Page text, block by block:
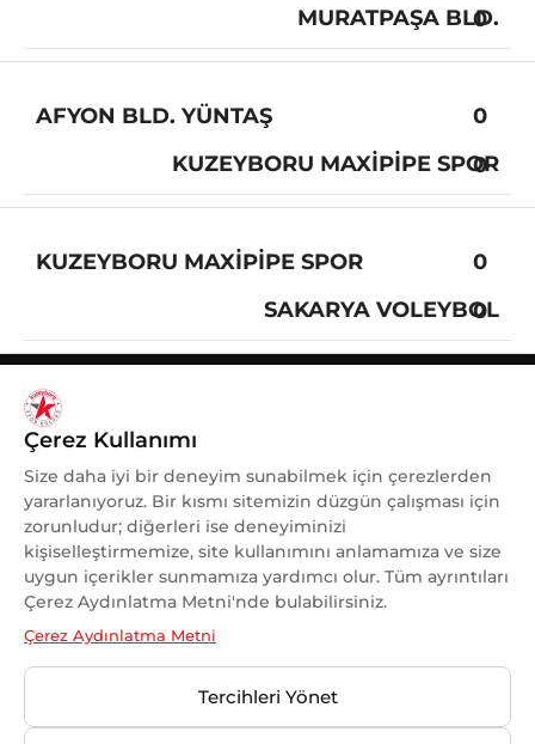
MURATPAŞA BLD.
0
AFYON BLD. YÜNTAŞ
0
KUZEYBORU MAXIPIPE SPOR
0
KUZEYBORU MAXIPIPE SPOR
0
SAKARYA VOLEYBOL
0
KADINA VE KADIN SPORUNA
DESTEK
OLMAKTAN GURUR DUYUYORUZ.
Çerez Kullanımı
Size daha iyi bir deneyim sunabilmek için çerezlerden
yararlanıyoruz. Bir kısmı sitemizin düzgün çalışması için
zorunludur; diğerleri ise deneyiminizi
kişiselleştirmemize, site kullanımını anlamamıza ve size
uygun içerikler sunmamıza yardımcı olur. Tüm ayrıntıları
Çerez Aydınlatma Metni'nde bulabilirsiniz.
Çerez Aydınlatma Metni
Tercihleri Yönet